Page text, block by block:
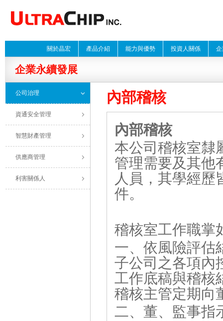
關於晶宏 產品介紹 能力與優勢 投資人關係
企業永續發展
公司治理
資通安全管理
智慧財產管理
供應商管理
利害關係人
內部稽核
內部稽核
本公司稽核室隸
管理需要及其他
人員，其學經歷
件。
稽核室工作職掌
一、依風險評估
子公司之各項內
工作底稿與稽核
稽核主管定期向
二、董、監事指